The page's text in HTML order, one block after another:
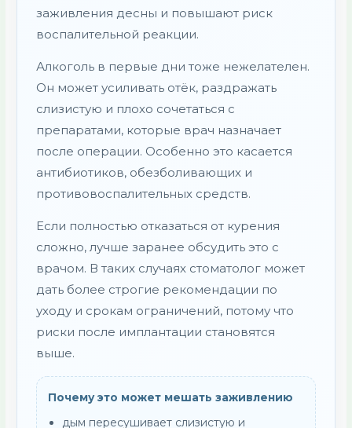
заживления десны и повышают риск
воспалительной реакции.
Алкоголь в первые дни тоже нежелателен.
Он может усиливать отёк, раздражать
слизистую и плохо сочетаться с
препаратами, которые врач назначает
после операции. Особенно это касается
антибиотиков, обезболивающих и
противовоспалительных средств.
Если полностью отказаться от курения
сложно, лучше заранее обсудить это с
врачом. В таких случаях стоматолог может
дать более строгие рекомендации по
уходу и срокам ограничений, потому что
риски после имплантации становятся
выше.
Почему это может мешать заживлению
дым пересушивает слизистую и